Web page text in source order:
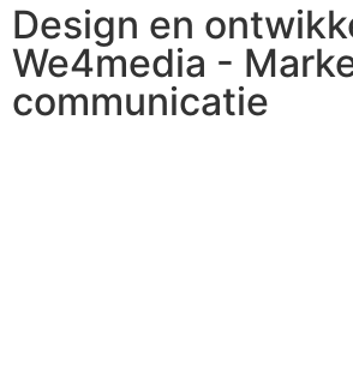
Design en
We4media -
communicatie